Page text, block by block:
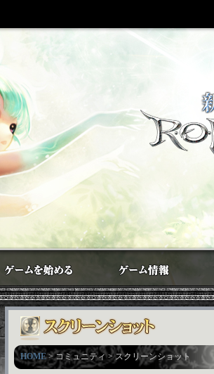
HOME> コミュニティ > スクリーンショット